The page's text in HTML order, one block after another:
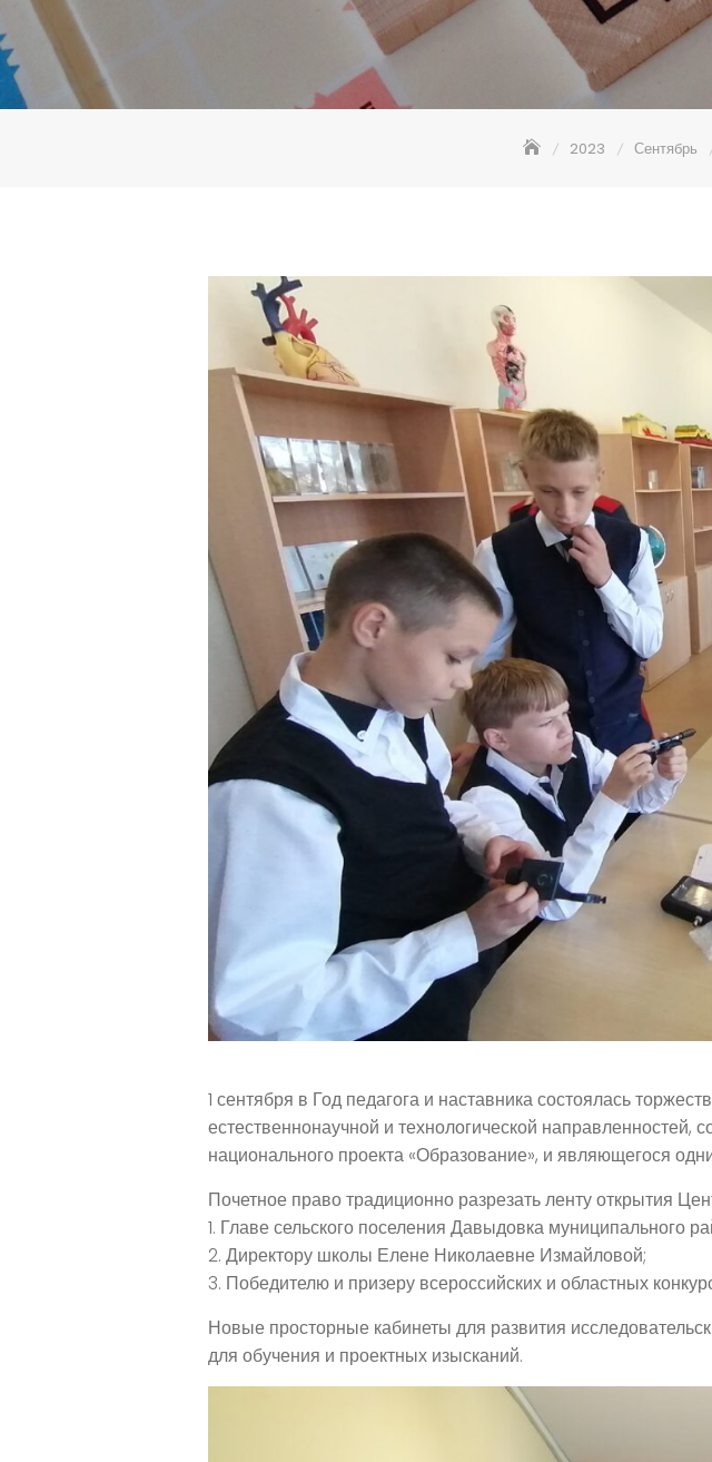
2023 Сентябрь
1 сентября в Год педагога и наставника состоялась
естественнонаучной и технологической
национального проекта «Образование», и являющегося
Почетное право традиционно разрезать ленту открытия
1. Главе сельского поселения Давыдовка
2. Директору школы Елене Николаевне Измайловой;
3. Победителю и призеру всероссийских и областных
Новые просторные кабинеты для развития
для обучения и проектных изысканий.